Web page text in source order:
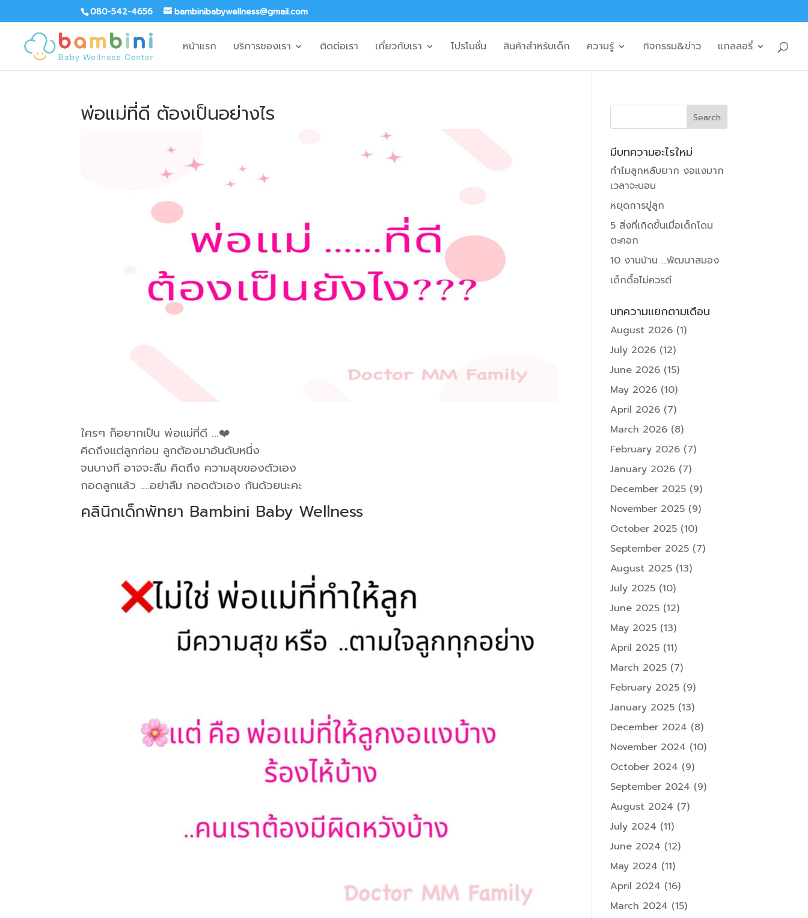
080-542-4656 bambinibabywellness@gmail.com
หน้าแรก บริการของเรา ติดต่อเรา เกี่ยวกับเรา โปรโมชั่น สินค้าสำหรับเด็ก ความรู้ กิจกรรม&ข่าว แกลลอรี่
พ่อแม่ที่ดี ต้องเป็นอย่างไร
ใครๆ ก็อยากเป็น พ่อแม่ที่ดี …❤️
คิดถึงแต่ลูกก่อน ลูกต้องมาอันดับหนึ่ง
จนบางที อาจจะลืม คิดถึง ความสุขของตัวเอง
กอดลูกแล้ว ….อย่าลืม กอดตัวเอง กันด้วยนะคะ
คลินิกเด็กพัทยา Bambini Baby Wellness
มีบทความอะไรใหม่
ทำไมลูกหลับยาก งอแงมาก
เวลาจะนอน
หยุดการขู่ลูก
5 สิ่งที่เกิดขึ้นเมื่อเด็กโดน
ตะคอก
10 งานบ้าน …พัฒนาสมอง
เด็กดื้อไม่ควรตี
บทความแยกตามเดือน
August 2026 (1)
July 2026 (12)
June 2026 (15)
May 2026 (10)
April 2026 (7)
March 2026 (8)
February 2026 (7)
January 2026 (7)
December 2025 (9)
November 2025 (9)
October 2025 (10)
September 2025 (7)
August 2025 (13)
July 2025 (10)
June 2025 (12)
May 2025 (13)
April 2025 (11)
March 2025 (7)
February 2025 (9)
January 2025 (13)
December 2024 (8)
November 2024 (10)
October 2024 (9)
September 2024 (9)
August 2024 (7)
July 2024 (11)
June 2024 (12)
May 2024 (11)
April 2024 (16)
March 2024 (15)